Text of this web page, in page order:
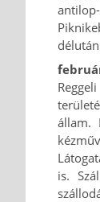
állam.
is.